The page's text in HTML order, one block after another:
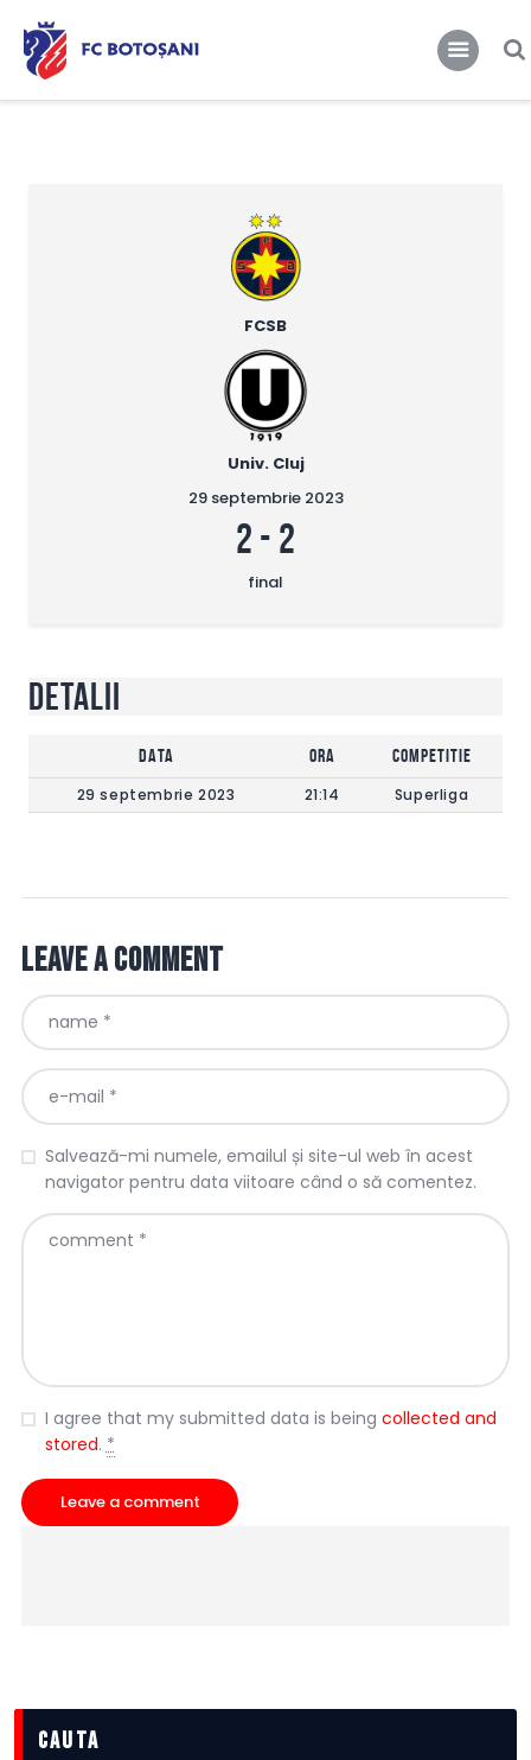
Club
Stiri
FCSB
Univ. Cluj
29 septembrie 2023
2 - 2
final
Detalii
DATA Ora
Competitie
29 septembrie 2023
21:14 Superliga
Leave a comment
Salvează-mi numele, emailul și site-ul web în acest
navigator pentru data viitoare când o să comentez.
I agree that my submitted data is being collected and
stored.*
cauta